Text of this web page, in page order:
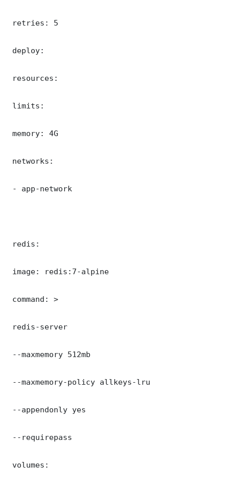
retries: 5
deploy:
resources:
limits:
memory: 4G
networks:
- app-network
redis:
image: redis:7-alpine
command: >
redis-server
--maxmemory 512mb
--maxmemory-policy allkeys-lru
--appendonly yes
--requirepass
volumes: